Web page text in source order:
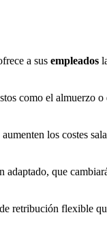
a sus empleados
como el almuerzo
los costes
adaptado, que
retribución flexible